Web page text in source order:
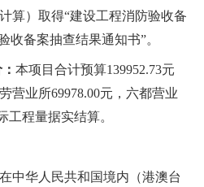
算）取得“建设工程消防验收备
收备案抽查结果通知书”。
本项目合计预算139952.73元
营业所69978.00元，六都营业
工程量据实结算。
中华人民共和国境内（港澳台